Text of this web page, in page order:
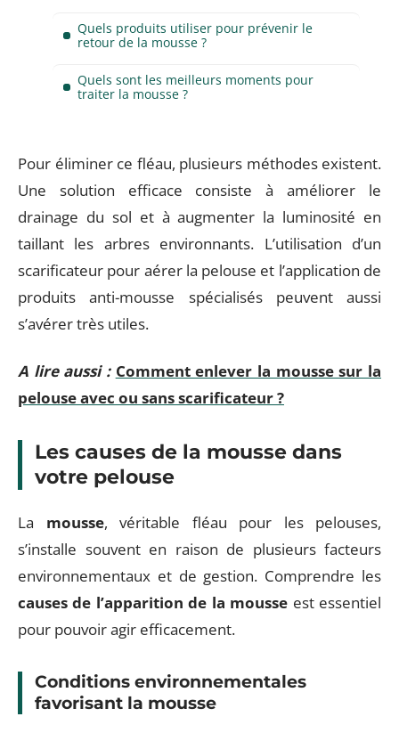
Quels produits utiliser pour prévenir le
retour de la mousse ?
Quels sont les meilleurs moments pour
traiter la mousse ?
Pour éliminer ce fléau, plusieurs méthodes existent.
Une solution efficace consiste à améliorer le
drainage du sol et à augmenter la luminosité en
taillant les arbres environnants. L’utilisation d’un
scarificateur pour aérer la pelouse et l’application de
produits anti-mousse spécialisés peuvent aussi
s’avérer très utiles.
A lire aussi : Comment enlever la mousse sur la
pelouse avec ou sans scarificateur ?
Les causes de la mousse dans
votre pelouse
La mousse, véritable fléau pour les pelouses,
s’installe souvent en raison de plusieurs facteurs
environnementaux et de gestion. Comprendre les
causes de l’apparition de la mousse est essentiel
pour pouvoir agir efficacement.
Conditions environnementales
favorisant la mousse